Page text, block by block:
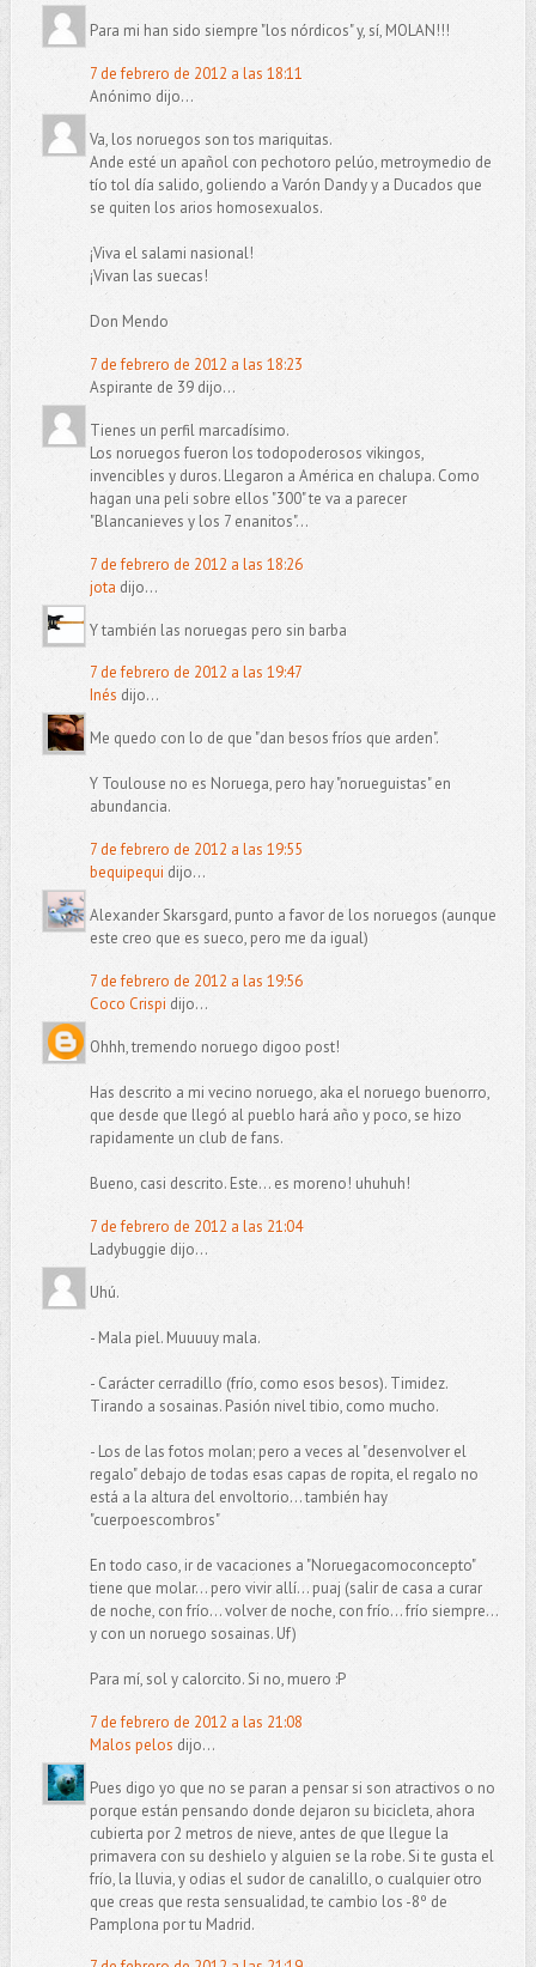
Para mi han sido siempre "los nórdicos" y, sí, MOLAN!!!
7 de febrero de 2012 a las 18:11
Anónimo dijo...
Va, los noruegos son tos mariquitas.
Ande esté un apañol con pechotoro pelúo, metroymedio de
tío tol día salido, goliendo a Varón Dandy y a Ducados que
se quiten los arios homosexualos.
¡Viva el salami nasional!
¡Vivan las suecas!
Don Mendo
7 de febrero de 2012 a las 18:23
Aspirante de 39 dijo...
Tienes un perfil marcadísimo.
Los noruegos fueron los todopoderosos vikingos,
invencibles y duros. Llegaron a América en chalupa. Como
hagan una peli sobre ellos "300" te va a parecer
"Blancanieves y los 7 enanitos"...
7 de febrero de 2012 a las 18:26
jota dijo...
Y también las noruegas pero sin barba
7 de febrero de 2012 a las 19:47
Inés dijo...
Me quedo con lo de que "dan besos fríos que arden".
Y Toulouse no es Noruega, pero hay "norueguistas" en
abundancia.
7 de febrero de 2012 a las 19:55
bequipequi dijo...
Alexander Skarsgard, punto a favor de los noruegos (aunque
este creo que es sueco, pero me da igual)
7 de febrero de 2012 a las 19:56
Coco Crispi dijo...
Ohhh, tremendo noruego digoo post!
Has descrito a mi vecino noruego, aka el noruego buenorro,
que desde que llegó al pueblo hará año y poco, se hizo
rapidamente un club de fans.
Bueno, casi descrito. Este... es moreno! uhuhuh!
7 de febrero de 2012 a las 21:04
Ladybuggie dijo...
Uhú.
- Mala piel. Muuuuy mala.
- Carácter cerradillo (frío, como esos besos). Timidez.
Tirando a sosainas. Pasión nivel tibio, como mucho.
- Los de las fotos molan; pero a veces al "desenvolver el
regalo" debajo de todas esas capas de ropita, el regalo no
está a la altura del envoltorio... también hay
"cuerpoescombros"
En todo caso, ir de vacaciones a "Noruegacomoconcepto"
tiene que molar... pero vivir allí... puaj (salir de casa a curar
de noche, con frío... volver de noche, con frío... frío siempre...
y con un noruego sosainas. Uf)
Para mí, sol y calorcito. Si no, muero :P
7 de febrero de 2012 a las 21:08
Malos pelos dijo...
Pues digo yo que no se paran a pensar si son atractivos o no
porque están pensando donde dejaron su bicicleta, ahora
cubierta por 2 metros de nieve, antes de que llegue la
primavera con su deshielo y alguien se la robe. Si te gusta el
frío, la lluvia, y odias el sudor de canalillo, o cualquier otro
que creas que resta sensualidad, te cambio los -8º de
Pamplona por tu Madrid.